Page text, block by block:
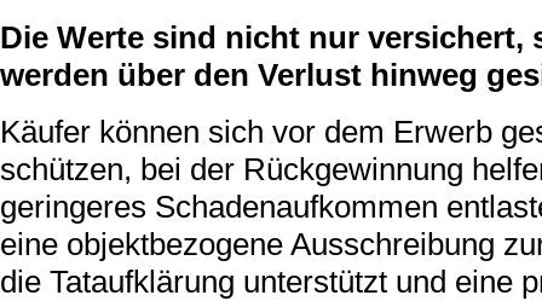
Die Werte sind nicht nur
werden über den Verlust hinweg
Käufer können sich vor dem Erwerb
schützen, bei der Rückgewinnung
geringeres Schadenaufkommen
eine objektbezogene Ausschreibung
die Tataufklärung unterstützt und eine